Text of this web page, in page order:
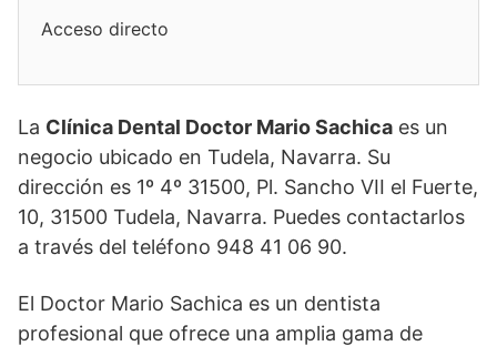
Acceso directo
La Clínica Dental Doctor Mario Sachica es un
negocio ubicado en Tudela, Navarra. Su
dirección es 1º 4º 31500, Pl. Sancho VII el Fuerte,
10, 31500 Tudela, Navarra. Puedes contactarlos
a través del teléfono 948 41 06 90.
El Doctor Mario Sachica es un dentista
profesional que ofrece una amplia gama de